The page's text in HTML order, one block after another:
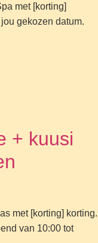
met [korting]
gekozen datum.
+ kuusi
met [korting] korting.
van 10:00 tot